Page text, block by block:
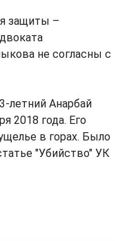
защиты –
не согласны с
летний Анарбай
2018 года. Его
в горах. Было
"Убийство" УК